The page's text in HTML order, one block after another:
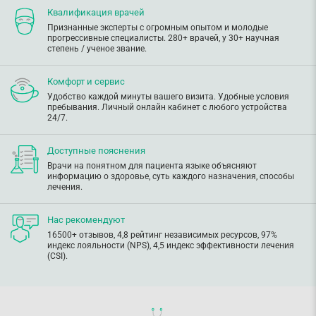
Квалификация врачей
Признанные эксперты с огромным опытом и молодые
прогрессивные специалисты. 280+ врачей, у 30+ научная
степень / ученое звание.
Комфорт и сервис
Удобство каждой минуты вашего визита. Удобные условия
пребывания. Личный онлайн кабинет с любого устройства
24/7.
Доступные пояснения
Врачи на понятном для пациента языке объясняют
информацию о здоровье, суть каждого назначения, способы
лечения.
Нас рекомендуют
16500+ отзывов, 4,8 рейтинг независимых ресурсов, 97%
индекс лояльности (NPS), 4,5 индекс эффективности лечения
(CSI).